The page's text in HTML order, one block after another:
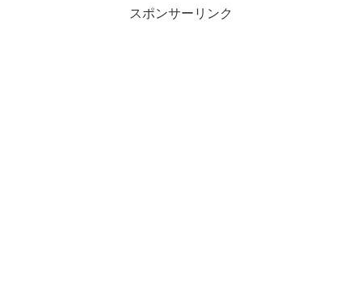
スポンサーリンク